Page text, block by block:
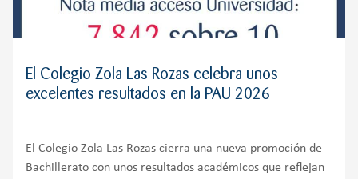
El Colegio Zola Las Rozas celebra unos
excelentes resultados en la PAU 2026
El Colegio Zola Las Rozas cierra una nueva promoción de
Bachillerato con unos resultados académicos que reflejan